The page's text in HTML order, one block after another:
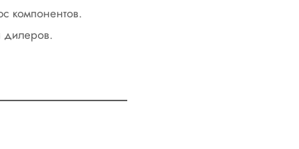
компонентов.
дилеров.